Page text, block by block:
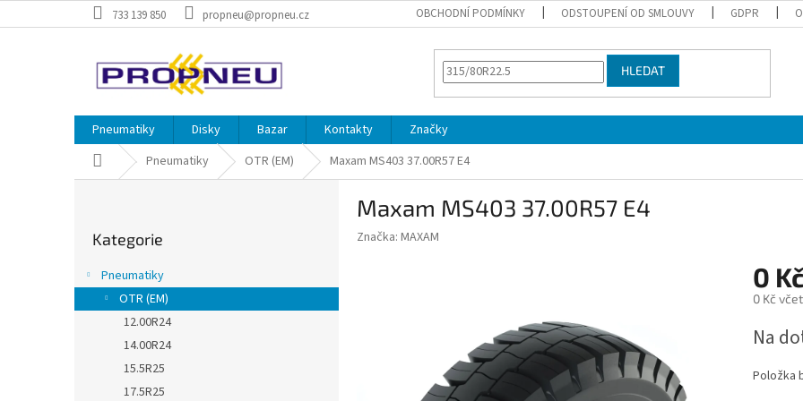
na
733 139 850 propneu@propneu.cz OBCHODNÍ PODMÍNKY ODSTOUPENÍ OD SMLOUVY GDPR
HLEDAT
Pneumatiky Disky Bazar Kontakty
Značky
Domů Pneumatiky OTR (EM) Maxam MS403 37.00R57 E4
a
n
kategorie
Kategorie
Pneumatiky
OTR (EM)
12.00R24
14.00R24
15.5R25
17.5R25
Maxam MS403 37.00R57 E4
Značka: MAXAM
0
0 Kč
cena:
Na
Položka